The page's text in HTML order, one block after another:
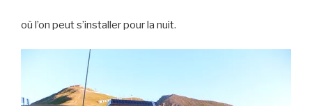
où l’on peut s’installer pour la nuit.